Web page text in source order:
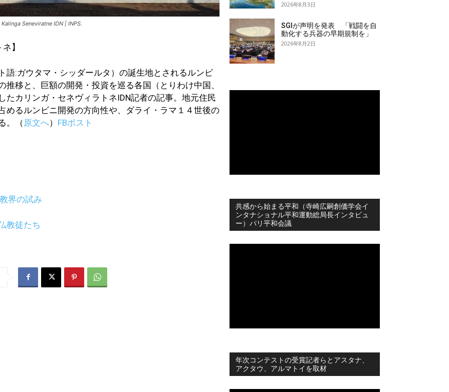
Seneviratne IDN | INPS.
】
語:ガウタマ・シッダールタ）の誕生地とされるルンビ
移と、巨額の開発・投資を巡る各国（とりわけ中国、
たカリンガ・セネヴィラトネIDN記者の記事。地元住民
めるルンビニ開発の方向性や、ダライ・ラマ１４世後の
。（ 原文へ） FBポスト
界の試み
教徒たち
2026年8月3日
SGIが声明を発表 「戦闘を自
動化する兵器の早期規制を」
2026年8月2日
共感から始まる平和（寺崎広嗣創価学会イ
ンタナショナル平和運動総局長インタビュ
ー）パリ平和会議
年次コンテストの受賞記者らとアスタナ、
アクタウ、アルマトイを取材